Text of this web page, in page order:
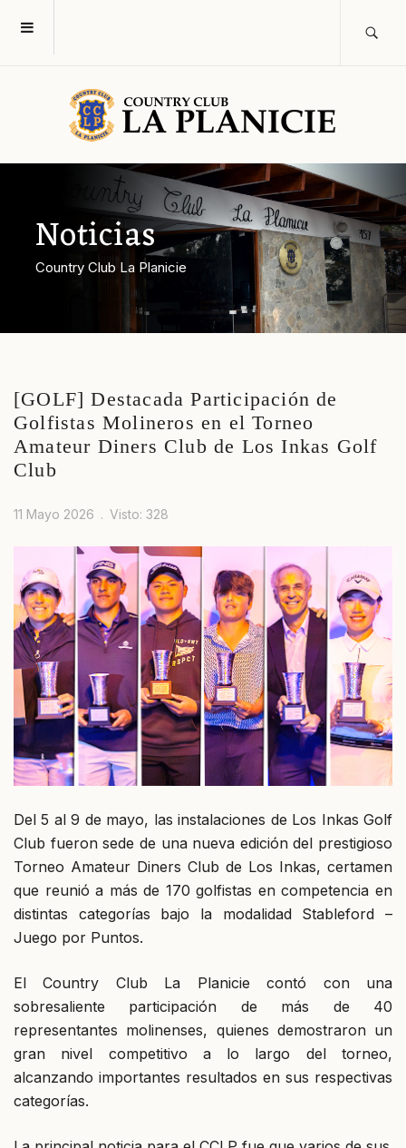
Noticias
Country Club La Planicie
[GOLF] Destacada Participación de
Golfistas Molineros en el Torneo
Amateur Diners Club de Los Inkas Golf
Club
11 Mayo 2026 Visto: 328
Del 5 al 9 de mayo, las instalaciones de Los Inkas Golf
Club fueron sede de una nueva edición del prestigioso
Torneo Amateur Diners Club de Los Inkas, certamen
que reunió a más de 170 golfistas en competencia en
distintas categorías bajo la modalidad Stableford –
Juego por Puntos.
El Country Club La Planicie contó con una
sobresaliente participación de más de 40
representantes molinenses, quienes demostraron un
gran nivel competitivo a lo largo del torneo,
alcanzando importantes resultados en sus respectivas
categorías.